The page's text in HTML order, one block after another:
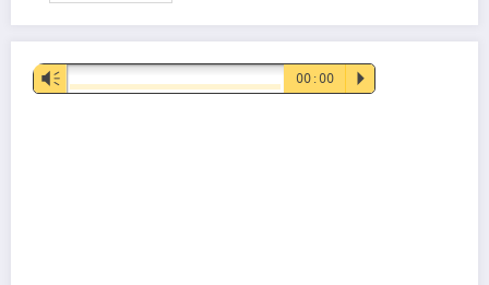
Lecteur
audio
Vm 00:00 P